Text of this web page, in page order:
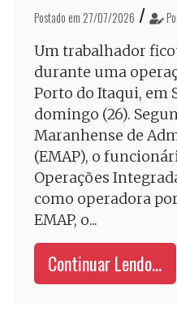
Postado em 27/07/2026 /
Um trabalhador
durante uma
Porto do Itaqui, em
domingo (26).
Maranhense de
(EMAP), o
Operações
como operadora
EMAP, o...
Continuar Lendo...